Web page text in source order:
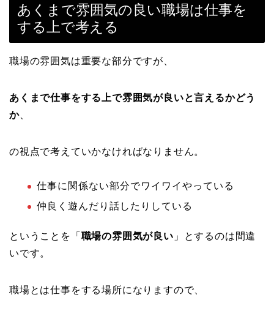
あくまで雰囲気の良い職場は仕事を
する上で考える
職場の雰囲気は重要な部分ですが、
あくまで仕事をする上で雰囲気が良いと言えるかどう
か、
の視点で考えていかなければなりません。
仕事に関係ない部分でワイワイやっている
仲良く遊んだり話したりしている
ということを「 職場の雰囲気が良い 」とするのは間違
いです。
職場とは仕事をする場所になりますので、